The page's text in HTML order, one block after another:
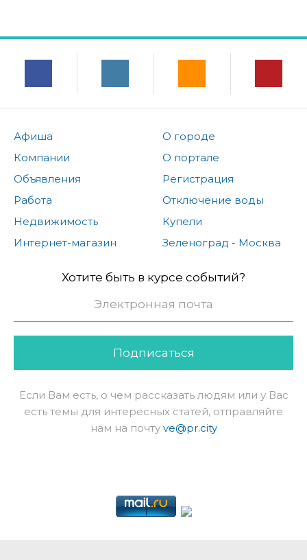
Афиша
Компании
Объявления
Работа
Недвижимость
Интернет-магазин
О городе
О портале
Регистрация
Отключение воды
Купели
Зеленоград - Москва
Хотите быть в курсе событий?
Подписаться
Если Вам есть, о чем рассказать людям или у Вас
есть темы для интересных статей, отправляйте
нам на почту ve@pr.city